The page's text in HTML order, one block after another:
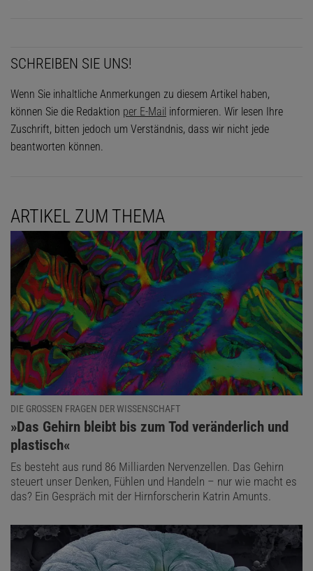
SCHREIBEN SIE UNS!
Wenn Sie inhaltliche Anmerkungen zu diesem Artikel haben,
können Sie die Redaktion per E-Mail informieren. Wir lesen Ihre
Zuschrift, bitten jedoch um Verständnis, dass wir nicht jede
beantworten können.
ARTIKEL ZUM THEMA
DIE GROSSEN FRAGEN DER WISSENSCHAFT
:
»Das Gehirn bleibt bis zum Tod veränderlich und
plastisch«
Es besteht aus rund 86 Milliarden Nervenzellen. Das Gehirn
steuert unser Denken, Fühlen und Handeln – nur wie macht es
das? Ein Gespräch mit der Hirnforscherin Katrin Amunts.